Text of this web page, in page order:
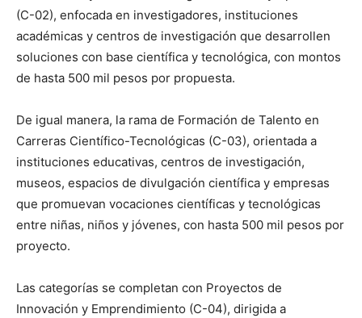
(C-02), enfocada en investigadores, instituciones
académicas y centros de investigación que desarrollen
soluciones con base científica y tecnológica, con montos
de hasta 500 mil pesos por propuesta.
De igual manera, la rama de Formación de Talento en
Carreras Científico-Tecnológicas (C-03), orientada a
instituciones educativas, centros de investigación,
museos, espacios de divulgación científica y empresas
que promuevan vocaciones científicas y tecnológicas
entre niñas, niños y jóvenes, con hasta 500 mil pesos por
proyecto.
Las categorías se completan con Proyectos de
Innovación y Emprendimiento (C-04), dirigida a